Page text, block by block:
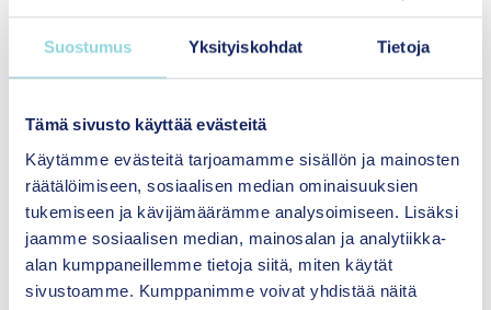
Suostumus Yksityiskohdat Tietoja
Tämä sivusto käyttää evästeitä
Käytämme evästeitä tarjoamamme sisällön ja mainosten
räätälöimiseen, sosiaalisen median ominaisuuksien
tukemiseen ja kävijämäärämme analysoimiseen. Lisäksi
jaamme sosiaalisen median, mainosalan ja analytiikka-
alan kumppaneillemme tietoja siitä, miten käytät
sivustoamme. Kumppanimme voivat yhdistää näitä
saatavilla. Psykososiaaliset menetelmät ja
toimintamallit ovat tärkeä osa
ylläpitoa kaikkialla Suomessa – esimerkiksi
sosiaali- ja terveydenhuollossa, kouluissa ja
järjestöissä.
2023-2024